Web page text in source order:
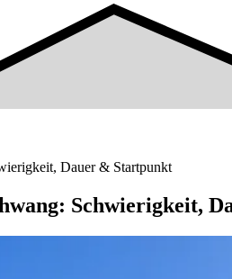
Dauer & Startpunkt
Schwierigkeit,